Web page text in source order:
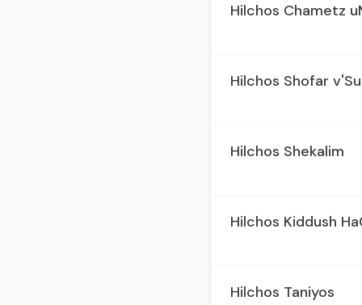
Hilchos Chametz
Hilchos Shofar
Hilchos Shekalim
Hilchos Kiddush
Hilchos Taniyos